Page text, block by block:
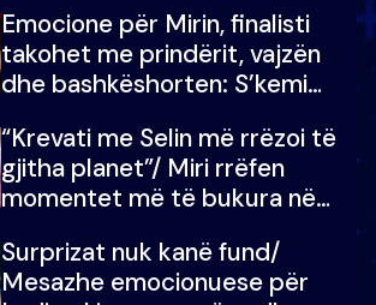
çmimin e madh
Emocione për Mirin, finalisti
takohet me prindërit, vajzën
dhe bashkëshorten: S’kemi
“Krevati me Selin më rrëzoi të
gjitha planet”/ Miri rrëfen
momentet më të bukura në
mungojë zilja e mëngjesit kur…
Surprizat nuk kanë fund/
Mesazhe emocionuese për